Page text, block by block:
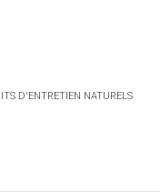
D'ENTRETIEN NATURELS